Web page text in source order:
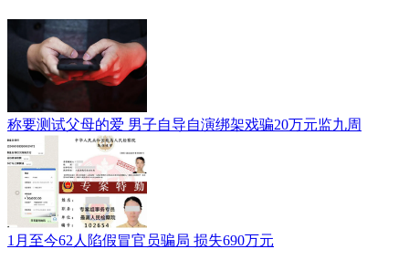
称要测试父母的爱 男子自导自演绑架戏骗20万元监九周
1月至今62人陷假冒官员骗局 损失690万元